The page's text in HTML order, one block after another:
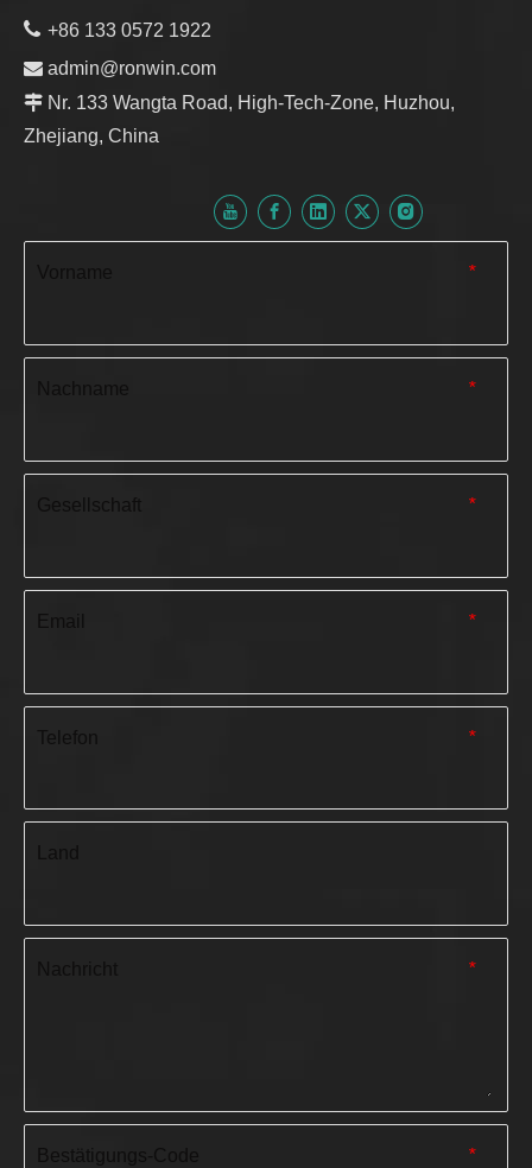
 +86 133 0572 1922
 admin@ronwin.com
 Nr. 133 Wangta Road, High-Tech-Zone, Huzhou,
Zhejiang, China
*
*
*
Gesellschaft
*
*
Telefon
*
*
Bestätigungs-Code